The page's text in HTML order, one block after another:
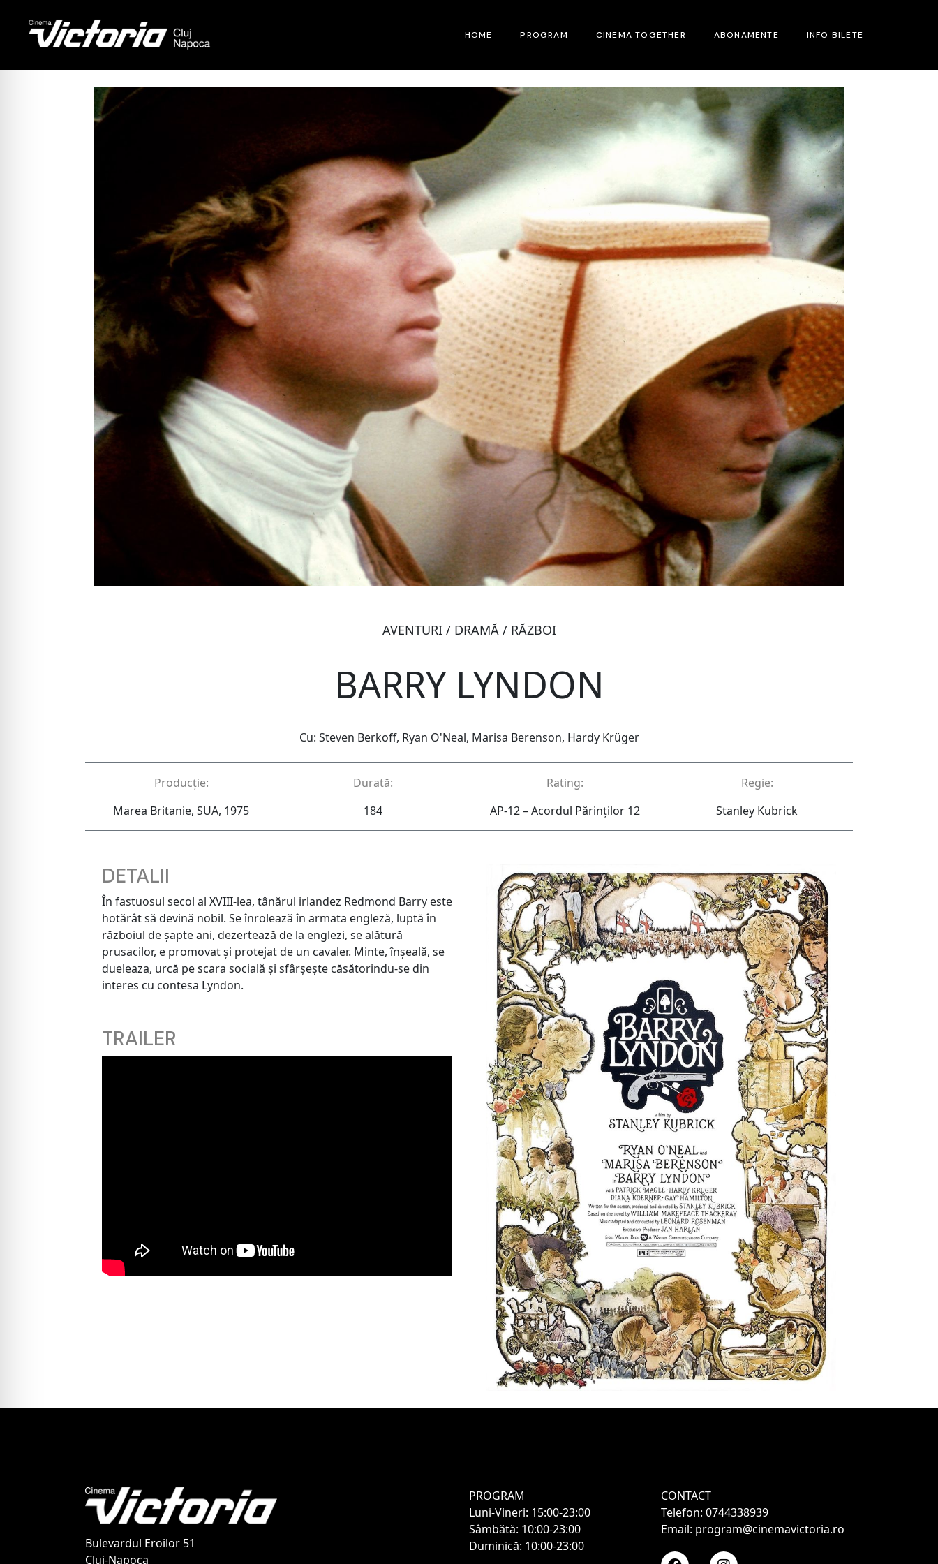
HOME PROGRAM CINEMA TOGETHER ABONAMENTE INFO BILETE
AVENTURI / DRAMĂ / RĂZBOI
BARRY LYNDON
Cu: Steven Berkoff, Ryan O'Neal, Marisa Berenson, Hardy Krüger
Producție:
Marea Britanie, SUA, 1975
Durată:
184
Rating:
AP-12 – Acordul Părinţilor 12
Regie:
Stanley Kubrick
DETALII
În fastuosul secol al XVIII-lea, tânărul irlandez Redmond Barry este
hotărât să devină nobil. Se înrolează în armata engleză, luptă în
războiul de șapte ani, dezertează de la englezi, se alătură
prusacilor, e promovat și protejat de un cavaler. Minte, înșeală, se
dueleaza, urcă pe scara socială și sfârșește căsătorindu-se din
interes cu contesa Lyndon.
TRAILER
Bulevardul Eroilor 51
Cluj-Napoca
PROGRAM
Luni-Vineri: 15:00-23:00
Sâmbătă: 10:00-23:00
Duminică: 10:00-23:00
CONTACT
Telefon: 0744338939
Email: program@cinemavictoria.ro